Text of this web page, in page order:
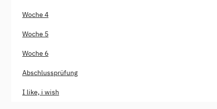
Woche 4
Woche 5
Woche 6
Abschlussprüfung
I like, i wish